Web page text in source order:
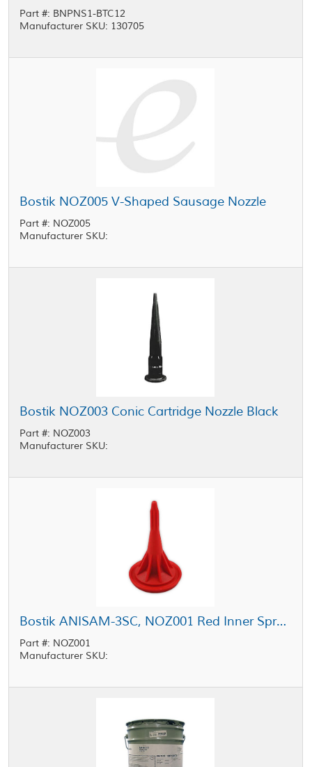
Part #: BNPNS1-BTC12
Manufacturer SKU: 130705
Bostik NOZ005 V-Shaped Sausage Nozzle
Part #: NOZ005
Manufacturer SKU:
Bostik NOZ003 Conic Cartridge Nozzle Black
Part #: NOZ003
Manufacturer SKU:
Bostik ANISAM-3SC, NOZ001 Red Inner Spray Nozzle
Part #: NOZ001
Manufacturer SKU: